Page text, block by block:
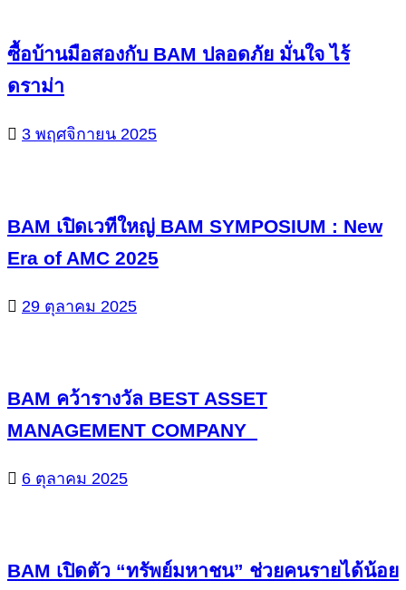
ซื้อบ้านมือสองกับ BAM ปลอดภัย มั่นใจ ไร้
ดราม่า
3 พฤศจิกายน 2025
BAM เปิดเวทีใหญ่ BAM SYMPOSIUM : New
Era of AMC 2025
29 ตุลาคม 2025
BAM คว้ารางวัล BEST ASSET
MANAGEMENT COMPANY
6 ตุลาคม 2025
BAM เปิดตัว “ทรัพย์มหาชน” ช่วยคนรายได้น้อย